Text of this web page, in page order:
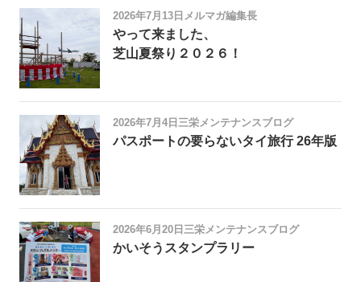
2026年7月13日 メルマガ編集長
やって来ました、
芝山夏祭り２０２６！
2026年7月4日 三栄メンテナンスブログ
パスポートの要らないタイ旅行 26年版
2026年6月20日 三栄メンテナンスブログ
かいそうスタンプラリー